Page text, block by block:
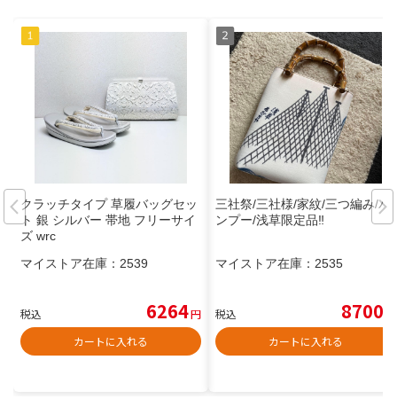
クラッチタイプ 草履バッグセッ
ト 銀 シルバー 帯地 フリーサイ
ズ wrc
マイストア在庫： 2539
税込 6264円
カートに入れる
三社祭/三社様/家紋/三つ編み/バ
ンプー/浅草限定品‼️
マイストア在庫： 2535
税込 8700
カートに入れる